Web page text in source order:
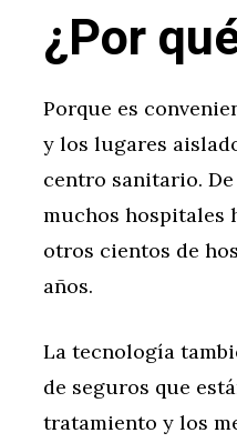
¿Por
Porque es
y los lugares
centro sanitario.
muchos hospitales
otros cientos de
años.
La tecnología
de seguros que
tratamiento y los